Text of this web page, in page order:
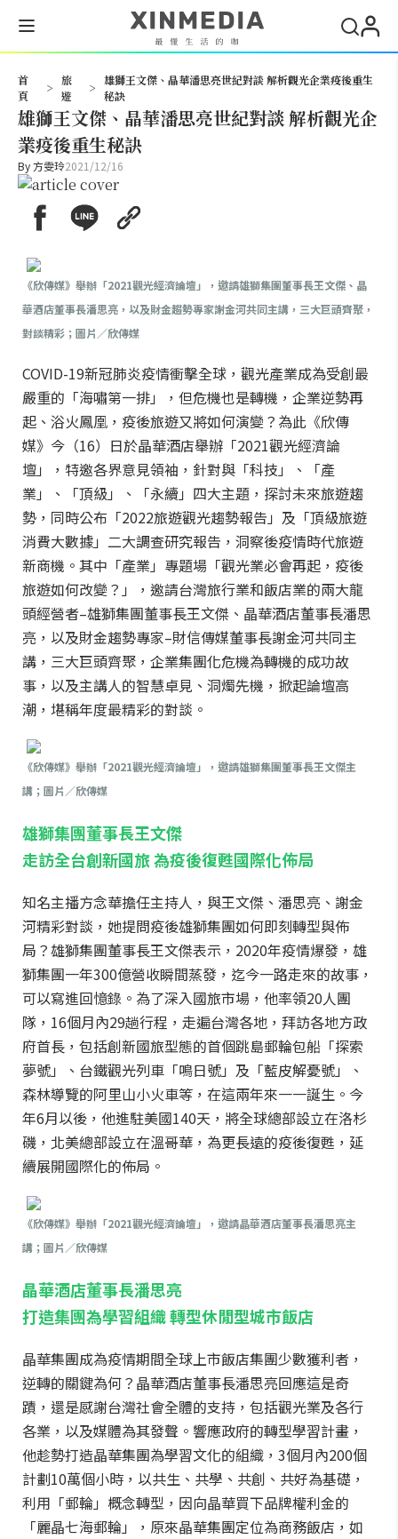
首
頁
>
旅
遊
>
雄獅王文傑、晶華潘思亮世紀對談 解析觀光企業疫後重生
秘訣
雄獅王文傑、晶華潘思亮世紀對談 解析觀光企
業疫後重生秘訣
By方雯玲2021/12/16
《欣傳媒》舉辦「2021觀光經濟論壇」，邀請雄獅集團董事長王文傑、晶
華酒店董事長潘思亮，以及財金趨勢專家謝金河共同主講，三大巨頭齊聚，
對談精彩；圖片／欣傳媒
COVID-19新冠肺炎疫情衝擊全球，觀光產業成為受創最
嚴重的「海嘯第一排」，但危機也是轉機，企業逆勢再
起、浴火鳳凰，疫後旅遊又將如何演變？為此《欣傳
媒》今（16）日於晶華酒店舉辦「2021觀光經濟論
壇」，特邀各界意見領袖，針對與「科技」、「產
業」、「頂級」、「永續」四大主題，探討未來旅遊趨
勢，同時公布「2022旅遊觀光趨勢報告」及「頂級旅遊
消費大數據」二大調查研究報告，洞察後疫情時代旅遊
新商機。其中「產業」專題場「觀光業必會再起，疫後
旅遊如何改變？」，邀請台灣旅行業和飯店業的兩大龍
頭經營者–雄獅集團董事長王文傑、晶華酒店董事長潘思
亮，以及財金趨勢專家–財信傳媒董事長謝金河共同主
講，三大巨頭齊聚，企業集團化危機為轉機的成功故
事，以及主講人的智慧卓見、洞燭先機，掀起論壇高
潮，堪稱年度最精彩的對談。
《欣傳媒》舉辦「2021觀光經濟論壇」，邀請雄獅集團董事長王文傑主
講；圖片／欣傳媒
雄獅集團董事長王文傑
走訪全台創新國旅 為疫後復甦國際化佈局
知名主播方念華擔任主持人，與王文傑、潘思亮、謝金
河精彩對談，她提問疫後雄獅集團如何即刻轉型與佈
局？雄獅集團董事長王文傑表示，2020年疫情爆發，雄
獅集團一年300億營收瞬間蒸發，迄今一路走來的故事，
可以寫進回憶錄。為了深入國旅市場，他率領20人團
隊，16個月內29趟行程，走遍台灣各地，拜訪各地方政
府首長，包括創新國旅型態的首個跳島郵輪包船「探索
夢號」、台鐵觀光列車「鳴日號」及「藍皮解憂號」、
森林導覽的阿里山小火車等，在這兩年來一一誕生。今
年6月以後，他進駐美國140天，將全球總部設立在洛杉
磯，北美總部設立在溫哥華，為更長遠的疫後復甦，延
續展開國際化的佈局。
《欣傳媒》舉辦「2021觀光經濟論壇」，邀請晶華酒店董事長潘思亮主
講；圖片／欣傳媒
晶華酒店董事長潘思亮
打造集團為學習組織 轉型休閒型城市飯店
晶華集團成為疫情期間全球上市飯店集團少數獲利者，
逆轉的關鍵為何？晶華酒店董事長潘思亮回應這是奇
蹟，還是感謝台灣社會全體的支持，包括觀光業及各行
各業，以及媒體為其發聲。響應政府的轉型學習計畫，
他趁勢打造晶華集團為學習文化的組織，3個月內200個
計劃10萬個小時，以共生、共學、共創、共好為基礎，
利用「郵輪」概念轉型，因向晶華買下品牌權利金的
「麗晶七海郵輪」，原來晶華集團定位為商務飯店，如